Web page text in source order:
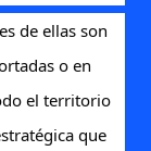
de ellas son
o en
el territorio
que